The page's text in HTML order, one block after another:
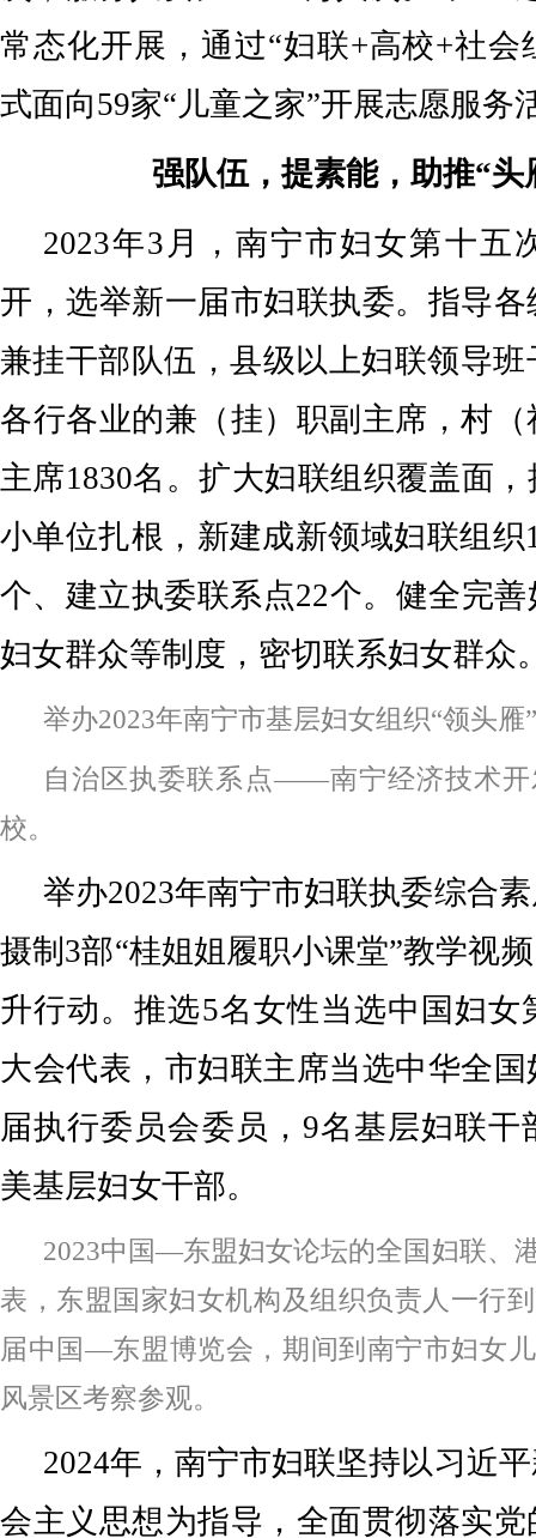
常态化开展，通过“妇联+高校+社会
式面向59家“儿童之家”开展志愿服务
强队伍，提素能，助推“头
2023年3月，南宁市妇女第十五
开，选举新一届市妇联执委。指导
兼挂干部队伍，县级以上妇联领导
各行各业的兼（挂）职副主席，村
主席1830名。扩大妇联组织覆盖面
小单位扎根，新建成新领域妇联组织
个、建立执委联系点22个。健全完
妇女群众等制度，密切联系妇女群众
举办2023年南宁市基层妇女组织“领头雁
自治区执委联系点——南宁经济技术开
校。
举办2023年南宁市妇联执委综合
摄制3部“桂姐姐履职小课堂”教学视
升行动。推选5名女性当选中国妇女
大会代表，市妇联主席当选中华全
届执行委员会委员，9名基层妇联干
美基层妇女干部。
2023中国—东盟妇女论坛的全国妇联、
表，东盟国家妇女机构及组织负责人一行
届中国—东盟博览会，期间到南宁市妇女
风景区考察参观。
2024年，南宁市妇联坚持以习近
会主义思想为指导，全面贯彻落实